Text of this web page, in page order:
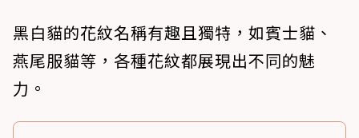
黑白貓的花紋名稱有趣且獨特，如賓士貓、
燕尾服貓等，各種花紋都展現出不同的魅
力。